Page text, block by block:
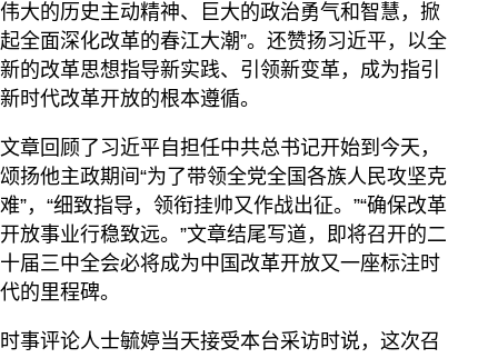
伟大的历史主动精神、巨大的政治勇气和智慧，掀
起全面深化改革的春江大潮”。还赞扬习近平，以全
新的改革思想指导新实践、引领新变革，成为指引
新时代改革开放的根本遵循。
文章回顾了习近平自担任中共总书记开始到今天，
颂扬他主政期间“为了带领全党全国各族人民攻坚克
难”，“细致指导，领衔挂帅又作战出征。”“确保改革
开放事业行稳致远。”文章结尾写道，即将召开的二
十届三中全会必将成为中国改革开放又一座标注时
代的里程碑。
时事评论人士毓婷当天接受本台采访时说，这次召